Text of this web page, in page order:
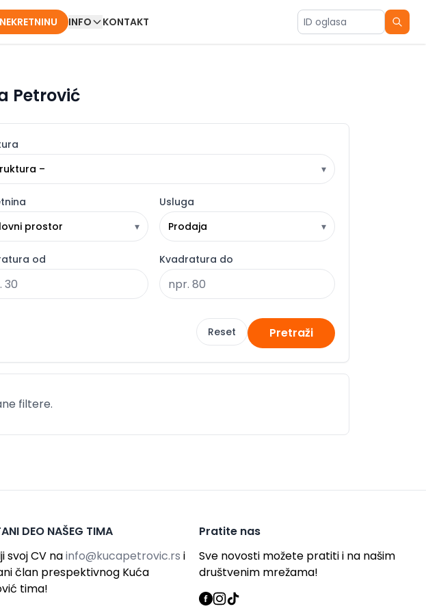
INFO KONTAKT ID oglasa
Petrović
–
▾
prostor
▾
Usluga
Prodaja
▾
od Kvadratura do
Reset Pretraži
filtere.
DEO NAŠEG TIMA
svoj CV nainfo@kucapetrovic.rs i
član prespektivnog Kuća
tima!
Pratite nas
Sve novosti možete pratiti i na našim
društvenim mrežama!